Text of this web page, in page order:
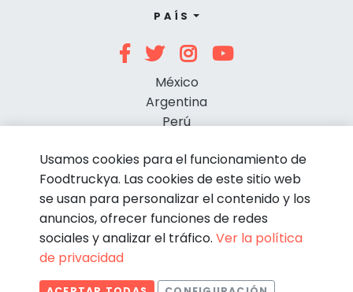
PAÍS
México
Argentina
Perú
© Foodtruckya 2026
Usamos cookies para el funcionamiento de
Foodtruckya. Las cookies de este sitio web
se usan para personalizar el contenido y los
anuncios, ofrecer funciones de redes
sociales y analizar el tráfico. Ver la política
de privacidad